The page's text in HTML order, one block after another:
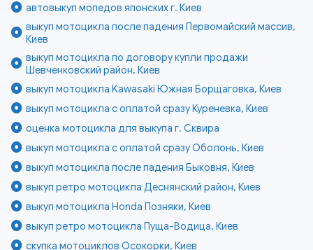
автовыкуп мопедов японских г. Киев
выкуп мотоцикла после падения Первомайский массив,
Киев
выкуп мотоцикла по договору купли продажи
Шевченковский район, Киев
выкуп мотоцикла Kawasaki Южная Борщаговка, Киев
выкуп мотоцикла с оплатой сразу Куреневка, Киев
оценка мотоцикла для выкупа г. Сквира
выкуп мотоцикла с оплатой сразу Оболонь, Киев
выкуп мотоцикла после падения Быковня, Киев
выкуп ретро мотоцикла Деснянский район, Киев
выкуп мотоцикла Honda Позняки, Киев
выкуп ретро мотоцикла Пуща-Водица, Киев
скупка мотоциклов Осокорки, Киев